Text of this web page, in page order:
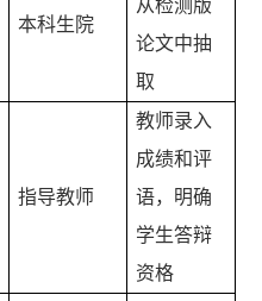
本科生院
从检测版
论文中抽
取
指导教师
教师录入
成绩和评
语，明确
学生答辩
资格